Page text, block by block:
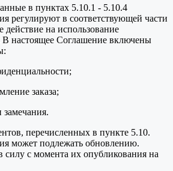
в пунктах 5.10.1 - 5.10.4
регулируют в соответствующей части
действие на использование
В настоящее Соглашение включены
заказа;
перечисленных в пункте 5.10.
может подлежать обновлению.
силу с момента их опубликования на